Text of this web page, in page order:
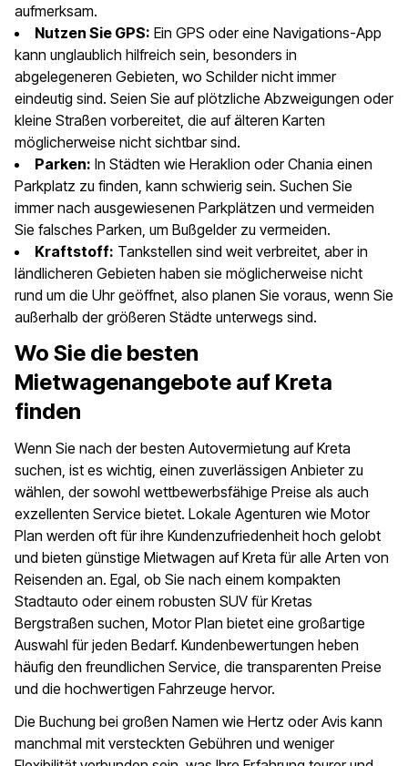
aufmerksam.
Nutzen Sie GPS: Ein GPS oder eine Navigations-App
kann unglaublich hilfreich sein, besonders in
abgelegeneren Gebieten, wo Schilder nicht immer
eindeutig sind. Seien Sie auf plötzliche Abzweigungen oder
kleine Straßen vorbereitet, die auf älteren Karten
möglicherweise nicht sichtbar sind.
Parken: In Städten wie Heraklion oder Chania einen
Parkplatz zu finden, kann schwierig sein. Suchen Sie
immer nach ausgewiesenen Parkplätzen und vermeiden
Sie falsches Parken, um Bußgelder zu vermeiden.
Kraftstoff: Tankstellen sind weit verbreitet, aber in
ländlicheren Gebieten haben sie möglicherweise nicht
rund um die Uhr geöffnet, also planen Sie voraus, wenn Sie
außerhalb der größeren Städte unterwegs sind.
Wo Sie die besten
Mietwagenangebote auf Kreta
finden
Wenn Sie nach der besten Autovermietung auf Kreta
suchen, ist es wichtig, einen zuverlässigen Anbieter zu
wählen, der sowohl wettbewerbsfähige Preise als auch
exzellenten Service bietet. Lokale Agenturen wie Motor
Plan werden oft für ihre Kundenzufriedenheit hoch gelobt
und bieten günstige Mietwagen auf Kreta für alle Arten von
Reisenden an. Egal, ob Sie nach einem kompakten
Stadtauto oder einem robusten SUV für Kretas
Bergstraßen suchen, Motor Plan bietet eine großartige
Auswahl für jeden Bedarf. Kundenbewertungen heben
häufig den freundlichen Service, die transparenten Preise
und die hochwertigen Fahrzeuge hervor.
Die Buchung bei großen Namen wie Hertz oder Avis kann
manchmal mit versteckten Gebühren und weniger